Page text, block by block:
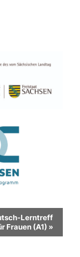
Lerntreff
Frauen (A1) »